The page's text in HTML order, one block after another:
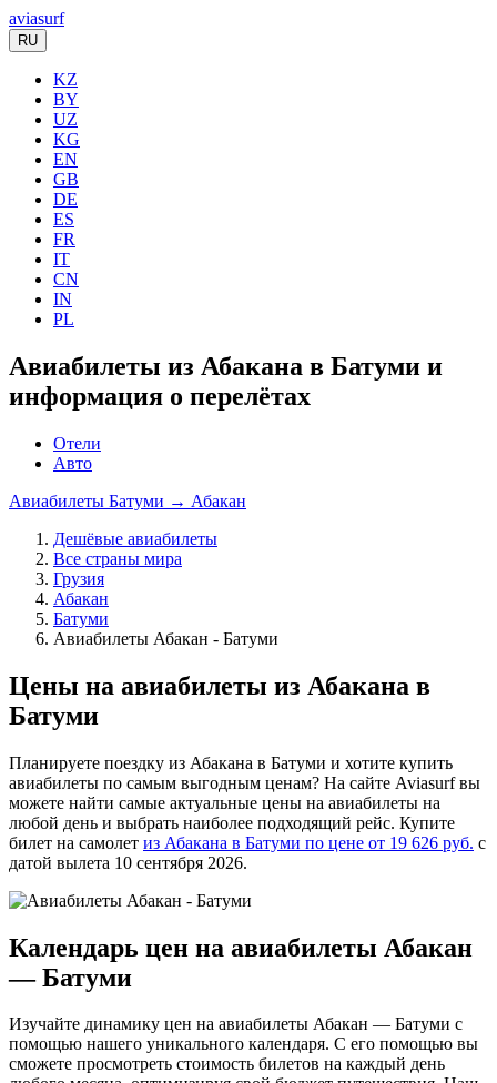
aviasurf
RU
KZ
BY
UZ
KG
EN
GB
DE
ES
FR
IT
CN
IN
PL
Авиабилеты из Абакана в Батуми и
информация о перелётах
Отели
Авто
Авиабилеты Батуми → Абакан
Дешёвые авиабилеты
Все страны мира
Грузия
Абакан
Батуми
Авиабилеты Абакан - Батуми
Цены на авиабилеты из Абакана в
Батуми
Планируете поездку из Абакана в Батуми и хотите купить
авиабилеты по самым выгодным ценам? На сайте Aviasurf вы
можете найти самые актуальные цены на авиабилеты на
любой день и выбрать наиболее подходящий рейс. Купите
билет на самолет из Абакана в Батуми по цене от 19 626 руб. с
датой вылета 10 сентября 2026.
Календарь цен на авиабилеты Абакан
— Батуми
Изучайте динамику цен на авиабилеты Абакан — Батуми с
помощью нашего уникального календаря. С его помощью вы
сможете просмотреть стоимость билетов на каждый день